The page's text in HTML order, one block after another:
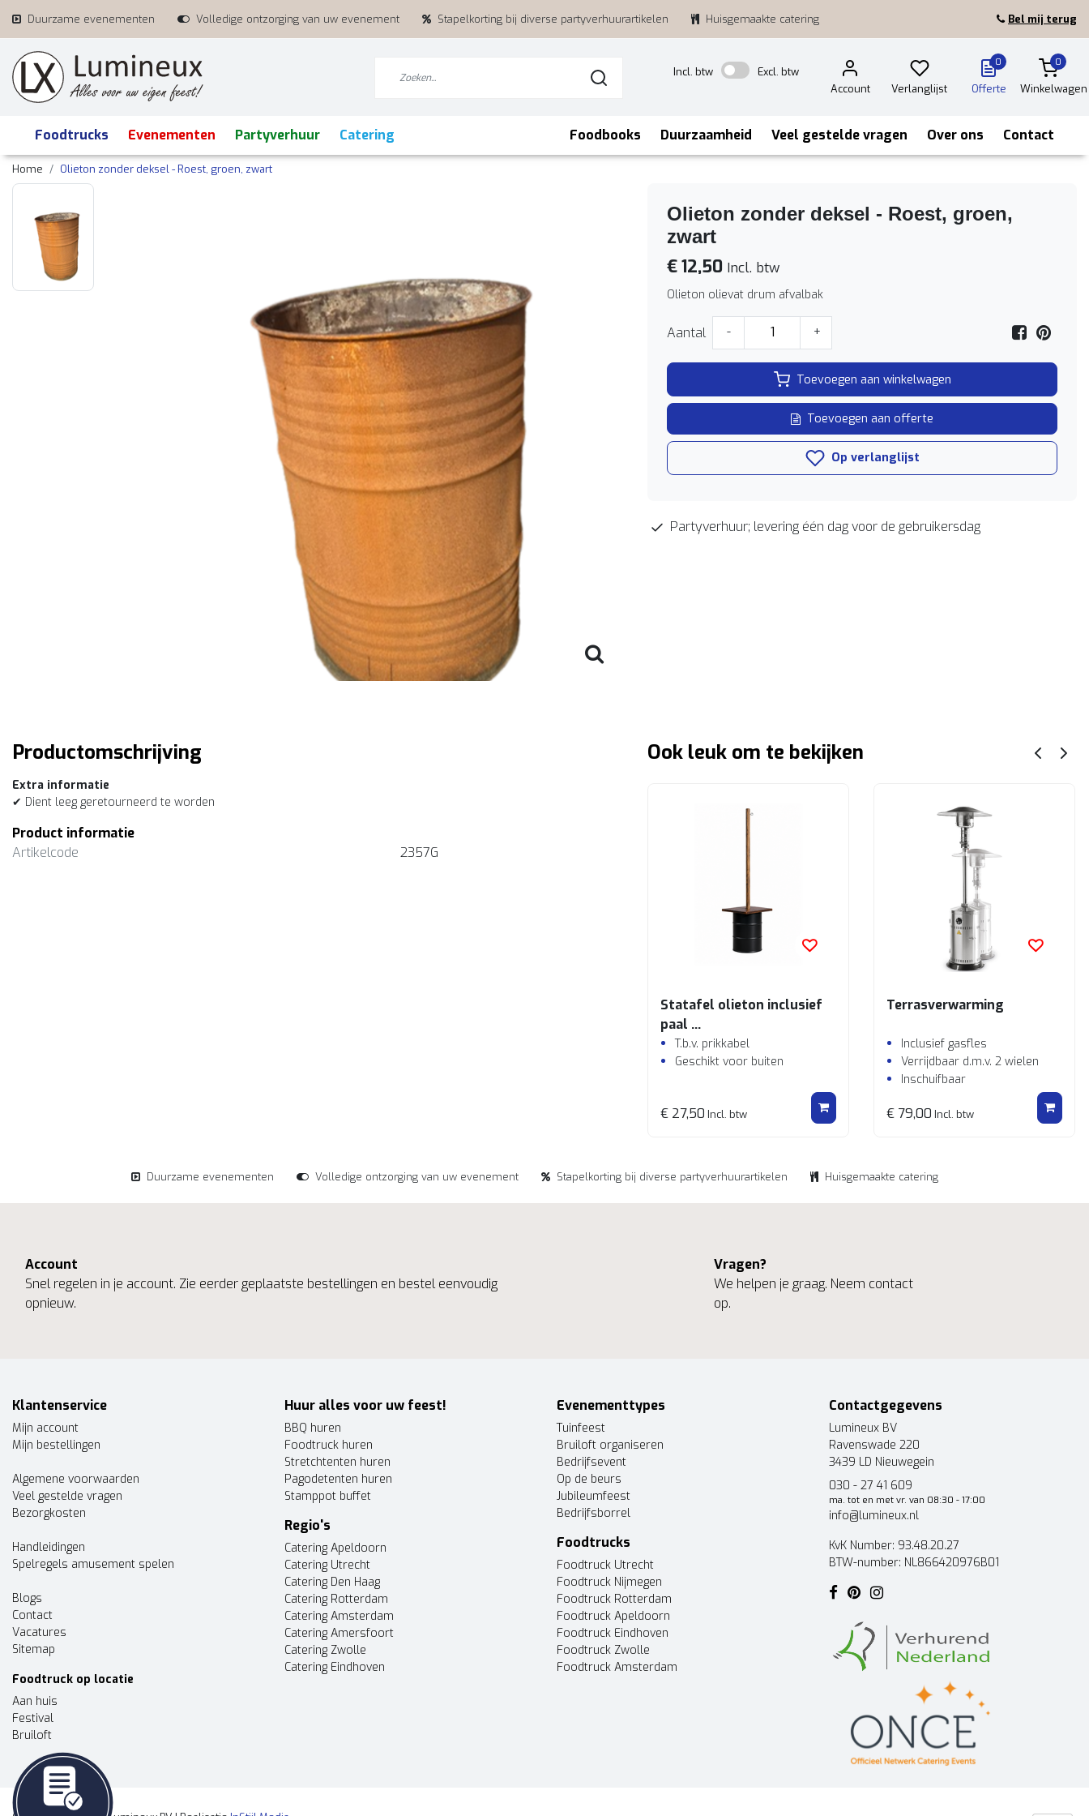
Duurzame evenementen Volledige ontzorging van uw evenement Stapelkorting bij diverse partyverhuurartikelen Huisgemaakte catering Bel mij terug
Incl. btw
Excl. btw
Account
Verlanglijst
0
Offerte
0
Winkelwagen
Foodtrucks Evenementen Partyverhuur Catering Foodbooks Duurzaamheid Veel gestelde vragen Over ons Contact
Home Olieton zonder deksel - Roest, groen, zwart
Olieton zonder deksel - Roest, groen,
zwart
€ 12,50 Incl. btw
Olieton olievat drum afvalbak
Aantal - +
Toevoegen aan winkelwagen
Toevoegen aan offerte
Op verlanglijst
Partyverhuur; levering één dag voor de gebruikersdag
Productomschrijving
Extra informatie
✔ Dient leeg geretourneerd te worden
Product informatie
Artikelcode
2357G
Ook leuk om te bekijken
Statafel olieton inclusief
paal
Zwart
T.b.v. prikkabel
Geschikt voor buiten
€ 27,50 Incl. btw
Terrasverwarming
Inclusief gasfles
Verrijdbaar d.m.v. 2 wielen
Inschuifbaar
€ 79,00 Incl. btw
Duurzame evenementen Volledige ontzorging van uw evenement Stapelkorting bij diverse partyverhuurartikelen Huisgemaakte catering
Account
Snel regelen in je account. Zie eerder geplaatste bestellingen en bestel eenvoudig
opnieuw.
Vragen?
We helpen je graag. Neem contact
op.
Klantenservice
Mijn account
Mijn bestellingen
Algemene voorwaarden
Veel gestelde vragen
Bezorgkosten
Handleidingen
Spelregels amusement spelen
Blogs
Contact
Vacatures
Sitemap
Foodtruck op locatie
Aan huis
Festival
Bruiloft
Huur alles voor uw feest!
BBQ huren
Foodtruck huren
Stretchtenten huren
Pagodetenten huren
Stamppot buffet
Regio's
Catering Apeldoorn
Catering Utrecht
Catering Den Haag
Catering Rotterdam
Catering Amsterdam
Catering Amersfoort
Catering Zwolle
Catering Eindhoven
Evenementtypes
Tuinfeest
Bruiloft organiseren
Bedrijfsevent
Op de beurs
Jubileumfeest
Bedrijfsborrel
Foodtrucks
Foodtruck Utrecht
Foodtruck Nijmegen
Foodtruck Rotterdam
Foodtruck Apeldoorn
Foodtruck Eindhoven
Foodtruck Zwolle
Foodtruck Amsterdam
Contactgegevens
Lumineux BV
Ravenswade 220
3439 LD Nieuwegein
030 - 27 41 609
ma. tot en met vr. van 08:30 - 17:00
info@lumineux.nl
KvK Number: 93.48.20.27
BTW-number: NL866420976B01